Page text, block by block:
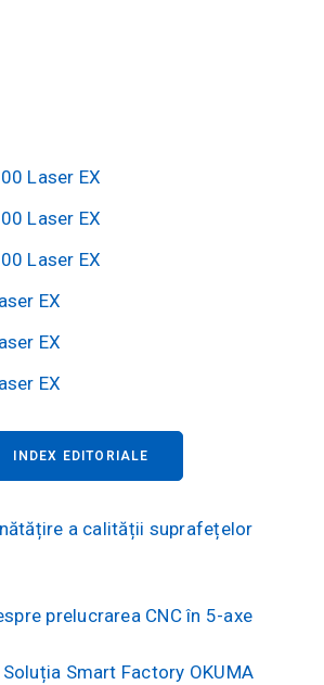
Laser EX
Laser EX
Laser EX
EX
EX
EX
INDEX EDITORIALE
a calității suprafețelor
prelucrarea CNC în 5-axe
Smart Factory OKUMA